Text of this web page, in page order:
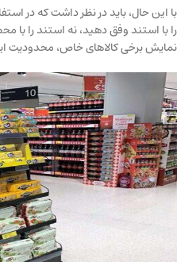
با این حال، باید در نظر داشت که در
را با استند وفق دهید، نه استند را
نمایش برخی کالاهای خاص، محدودیت